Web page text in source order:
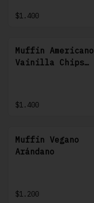
$1.400
Muffin Americano
Vainilla Chips
$1.400
Muffin Vegano
Arándano
$1.200